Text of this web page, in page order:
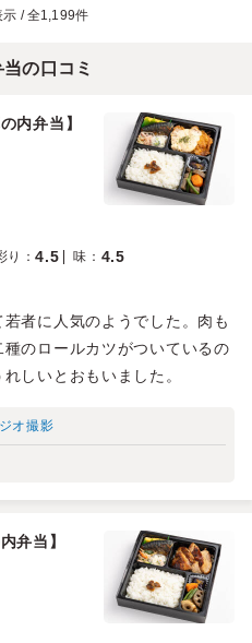
ジオ撮影
/ 全1,199件
の口コミ
内弁当】
り ：4.5 味 ： 4.5
者に人気のようでした。肉も
のロールカツがついているの
しいとおもいました。
オ撮影
弁当】